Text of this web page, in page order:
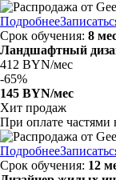
Подробнее
Срок обучения: 8
Ландшафтный
412 BYN/мес
-65%
145 BYN/мес
Хит продаж
При оплате частями
Подробнее
Срок обучения: 12